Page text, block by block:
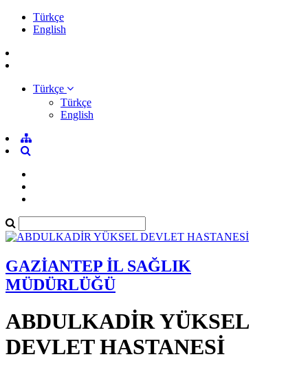
Türkçe
English
Türkçe
Türkçe
English
GAZİANTEP İL SAĞLIK
MÜDÜRLÜĞÜ
ABDULKADİR YÜKSEL
DEVLET HASTANESİ